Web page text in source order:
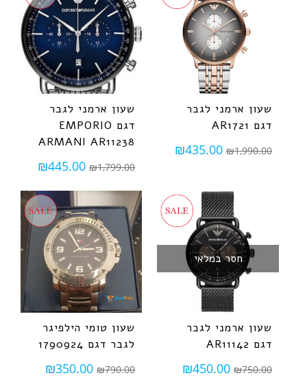
שעון ארמני לגבר
דגם AR1721
₪1,990.00
₪435.00
שעון ארמני לגבר
דגם EMPORIO
ARMANI AR11238
₪1,799.00
₪445.00
חסר במלאי
שעון ארמני לגבר
דגם AR11142
₪750.00
₪450.00
שעון טומי הילפיגר
לגבר דגם 1790924
₪790.00
₪350.00